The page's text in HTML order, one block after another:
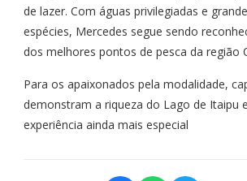
de lazer. Com águas privilegiadas e
espécies, Mercedes segue sendo
dos melhores pontos de pesca da região
Para os apaixonados pela modalidade,
demonstram a riqueza do Lago de Itaipu
experiência ainda mais especial